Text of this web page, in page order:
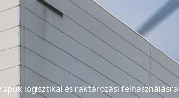
logisztikai és raktározási felhasználásra